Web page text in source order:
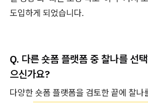
도입하게 되었습니다.
Q. 다른 숏폼 플랫폼 중 찰나를 선
으신가요?
다양한 숏폼 플랫폼을 검토한 끝에 찰나